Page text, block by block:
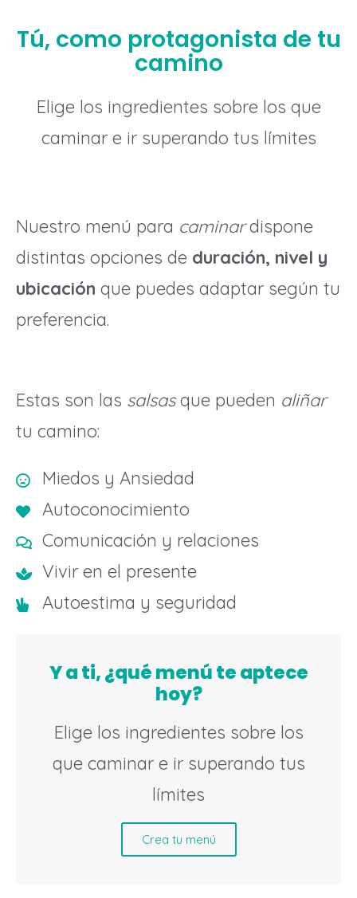
Tú, como protagonista de tu
camino
Elige los ingredientes sobre los que
caminar e ir superando tus límites
Nuestro menú para caminardispone
distintas opciones de duración, nivel y
ubicación que puedes adaptar según tu
preferencia.
Estas son las salsasque pueden aliñar
tu camino:
Miedos y Ansiedad
Autoconocimiento
Comunicación y relaciones
Vivir en el presente
Autoestima y seguridad
Y a ti, ¿qué menú te aptece
hoy?
Elige los ingredientes sobre los
que caminar e ir superando tus
límites
Crea tu menú